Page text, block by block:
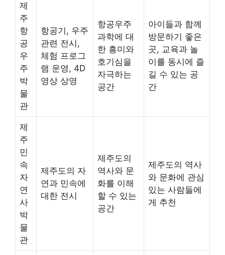
제
주
항
공
우
주
박
물
관
항공기, 우주
관련 전시,
체험 프로그
램 운영, 4D
영상 상영
항공우주
과학에 대
한 흥미와
호기심을
자극하는
공간
아이들과 함께
방문하기 좋은
곳, 교육과 놀
이를 동시에 즐
길 수 있는 공
간
제
주
민
속
자
연
사
박
물
관
제주도의 자
연과 민속에
대한 전시
제주도의
역사와 문
화를 이해
할 수 있는
공간
제주도의 역사
와 문화에 관심
있는 사람들에
게 추천